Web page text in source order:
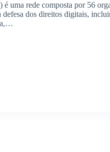
uma rede composta por 56
dos direitos digitais,